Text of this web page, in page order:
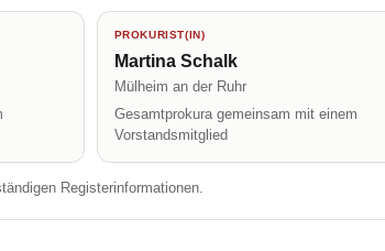
PROKURIST(IN)
Martina Schalk
Mülheim an der Ruhr
Gesamtprokura gemeinsam mit einem
Vorstandsmitglied
Registerinformationen.